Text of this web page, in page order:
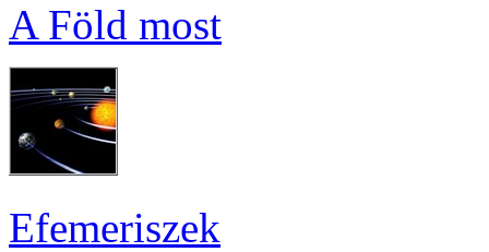
A Föld most
Efe­me­ri­szek